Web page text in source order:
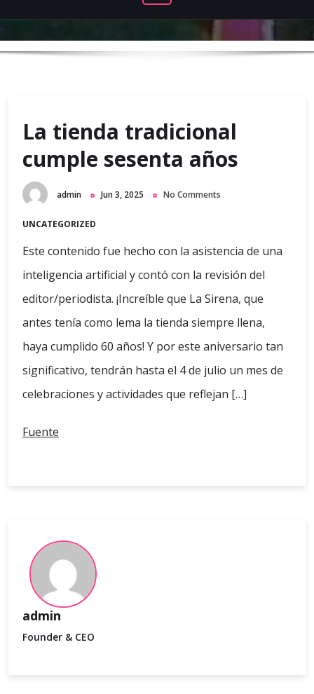
La tienda tradicional
cumple sesenta años
admin Jun 3, 2025 No Comments
UNCATEGORIZED
Este contenido fue hecho con la asistencia de una
inteligencia artificial y contó con la revisión del
editor/periodista. ¡Increíble que La Sirena, que
antes tenía como lema la tienda siempre llena,
haya cumplido 60 años! Y por este aniversario tan
significativo, tendrán hasta el 4 de julio un mes de
celebraciones y actividades que reflejan […]
Fuente
admin
Founder & CEO